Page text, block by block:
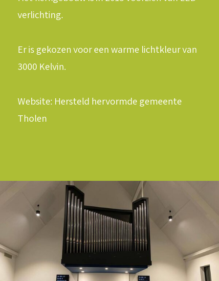
LOGIN / REGISTER
WINKELWAGEN
verlichting.
Er is gekozen voor een warme lichtkleur van
3000 Kelvin.
Website: Hersteld hervormde gemeente
Tholen